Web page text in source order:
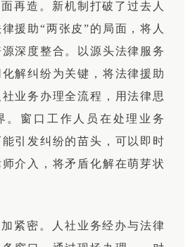
再造。新机制打破了过去人
援助“两张皮”的局面，将人
深度整合。以源头法律服务
解纠纷为关键，将法律援助
业务办理全流程，用法律思
。窗口工作人员在处理业务
引发纠纷的苗头，可以即时
介入，将矛盾化解在萌芽状
紧密。人社业务经办与法律